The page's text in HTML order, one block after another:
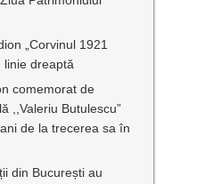
„Corvinul 1921
linie dreaptă
comemorat de
,,Valeriu Butulescu”
de la trecerea sa în
din București au